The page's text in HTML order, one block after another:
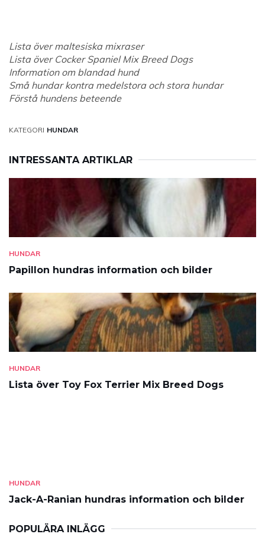
Lista över maltesiska mixraser
Lista över Cocker Spaniel Mix Breed Dogs
Information om blandad hund
Små hundar kontra medelstora och stora hundar
Förstå hundens beteende
KATEGORI HUNDAR
INTRESSANTA ARTIKLAR
HUNDAR
Papillon hundras information och bilder
HUNDAR
Lista över Toy Fox Terrier Mix Breed Dogs
HUNDAR
Jack-A-Ranian hundras information och bilder
POPULÄRA INLÄGG